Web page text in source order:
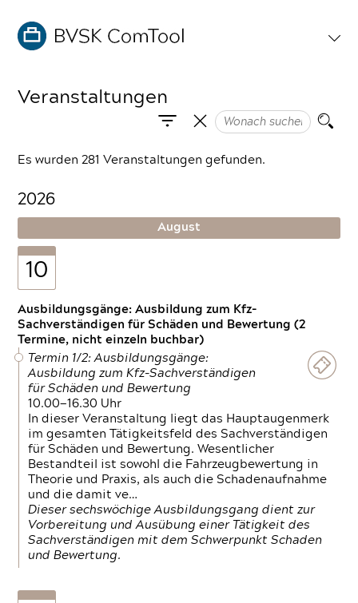
Veranstaltungen
Es wurden 281 Veranstaltungen gefunden.
2026
August
10
Ausbildungsgänge: Ausbildung zum Kfz-
Sachverständigen für Schäden und Bewertung (2
Termine, nicht einzeln buchbar)
Termin 1/2: Ausbildungsgänge:
Ausbildung zum Kfz-Sachverständigen
für Schäden und Bewertung
10.00—16.30 Uhr
In dieser Veranstaltung liegt das Hauptaugenmerk
im gesamten Tätigkeitsfeld des Sachverständigen
für Schäden und Bewertung. Wesentlicher
Bestandteil ist sowohl die Fahrzeugbewertung in
Theorie und Praxis, als auch die Schadenaufnahme
und die damit ve…
Dieser sechswöchige Ausbildungsgang dient zur
Vorbereitung und Ausübung einer Tätigkeit des
Sachverständigen mit dem Schwerpunkt Schaden
und Bewertung.